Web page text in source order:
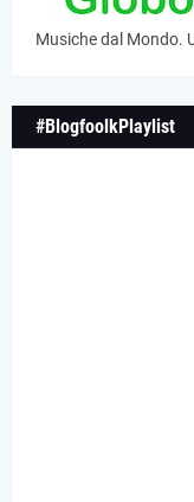
Musiche dal Mondo.
#BlogfoolkPlaylist